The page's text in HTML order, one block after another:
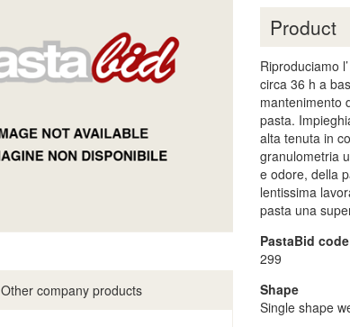
Other company products
Product
Riproduciamo
circa 36 h a
mantenimento
pasta.
alta tenuta in
granulometria
e odore, della
lentissima
pasta una
PastaBid code
299
Shape
Single shape